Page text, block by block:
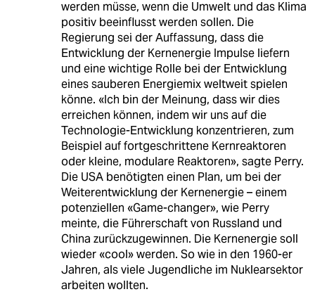
werden müsse, wenn die Umwelt und das Klima
positiv beeinflusst werden sollen. Die
Regierung sei der Auffassung, dass die
Entwicklung der Kernenergie Impulse liefern
und eine wichtige Rolle bei der Entwicklung
eines sauberen Energiemix weltweit spielen
könne. «Ich bin der Meinung, dass wir dies
erreichen können, indem wir uns auf die
Technologie-Entwicklung konzentrieren, zum
Beispiel auf fortgeschrittene Kernreaktoren
oder kleine, modulare Reaktoren», sagte Perry.
Die USA benötigten einen Plan, um bei der
Weiterentwicklung der Kernenergie – einem
potenziellen «Game-changer», wie Perry
meinte, die Führerschaft von Russland und
China zurückzugewinnen. Die Kernenergie soll
wieder «cool» werden. So wie in den 1960-er
Jahren, als viele Jugendliche im Nuklearsektor
arbeiten wollten.